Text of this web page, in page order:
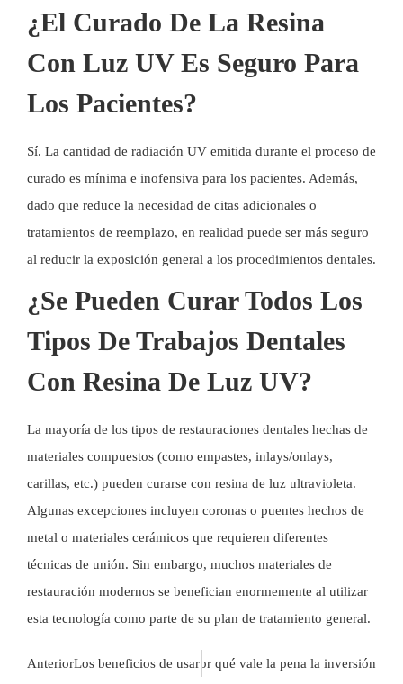
¿El Curado De La Resina
Con Luz UV Es Seguro Para
Los Pacientes?
Sí. La cantidad de radiación UV emitida durante el proceso de
curado es mínima e inofensiva para los pacientes. Además,
dado que reduce la necesidad de citas adicionales o
tratamientos de reemplazo, en realidad puede ser más seguro
al reducir la exposición general a los procedimientos dentales.
¿Se Pueden Curar Todos Los
Tipos De Trabajos Dentales
Con Resina De Luz UV?
La mayoría de los tipos de restauraciones dentales hechas de
materiales compuestos (como empastes, inlays/onlays,
carillas, etc.) pueden curarse con resina de luz ultravioleta.
Algunas excepciones incluyen coronas o puentes hechos de
metal o materiales cerámicos que requieren diferentes
técnicas de unión. Sin embargo, muchos materiales de
restauración modernos se benefician enormemente al utilizar
esta tecnología como parte de su plan de tratamiento general.
AnteriorLos beneficios de usar lupas dentales con luz
PróximoLupas de higiene dental: por qué vale la pena la inversión